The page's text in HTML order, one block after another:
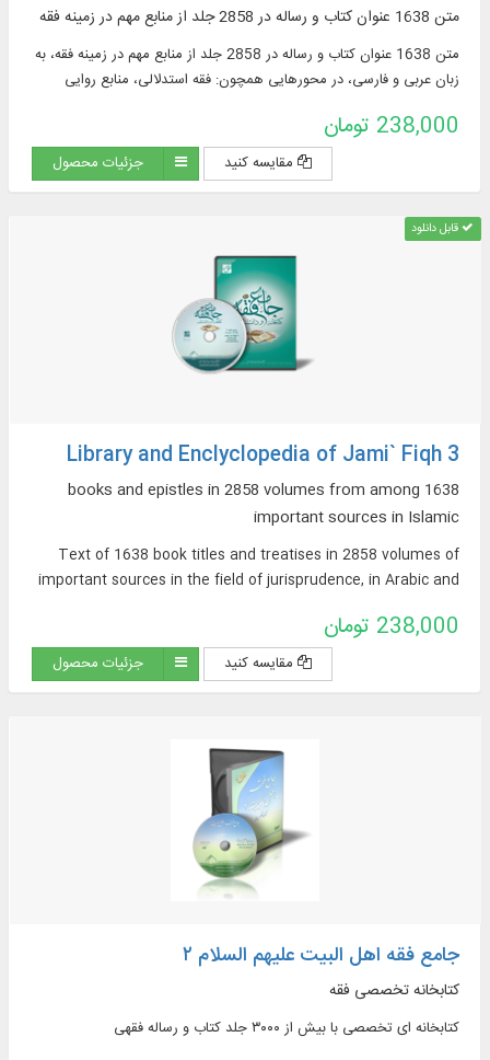
متن 1638 عنوان کتاب و رساله در 2858 جلد از منابع مهم در زمينه فقه
متن 1638 عنوان کتاب و رساله در 2858 جلد از منابع مهم در زمينه فقه، به
زبان عربی و فارسی، در محورهایی همچون: فقه استدلالی، منابع روایی
مستحدثه، فقه مقارن ...
238,000 تومان
مقایسه کنید جزئیات محصول
قابل دانلود
Library and Enclyclopedia of Jami` Fiqh 3
1638 books and epistles in 2858 volumes from among
important sources in Islamic
Text of 1638 book titles and treatises in 2858 volumes of
important sources in the field of jurisprudence, in Arabic and
narrative sources of jurisprudence, supplications and
pilgrimages, practical inquiries and treatises, Hajj rituals and
newly introduced issues, contemporary jurisprudence...
238,000 تومان
مقایسه کنید جزئیات محصول
جامع فقه اهل البیت علیهم السلام ۲
کتابخانه تخصصی فقه
کتابخانه ای تخصصی با بیش از ۳۰۰۰ جلد کتاب و رساله فقهی